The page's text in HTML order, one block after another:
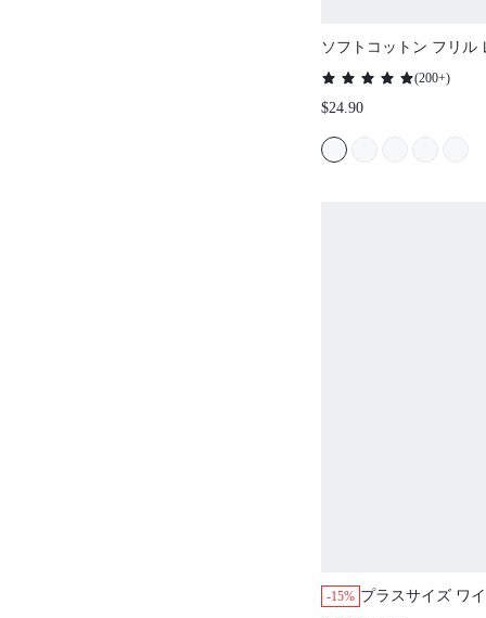
ソフトコットン フリル
タンアップ ショート
ディース パジャマセッ
ト付き ボクサーパンツ
ジャマ
(200+)
$24.90
-15% プラスサイズ ワ